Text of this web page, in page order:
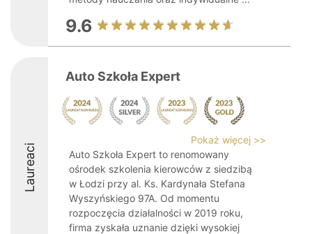
9.6
Laureaci
Auto Szkoła Expert
Pokaż więcej >>
Auto Szkoła Expert to renomowany
ośrodek szkolenia kierowców z siedzibą
w Łodzi przy al. Ks. Kardynała Stefana
Wyszyńskiego 97A. Od momentu
rozpoczęcia działalności w 2019 roku,
firma zyskała uznanie dzięki wysokiej